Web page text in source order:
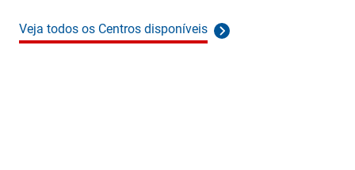
Veja todos os Centros disponíveis